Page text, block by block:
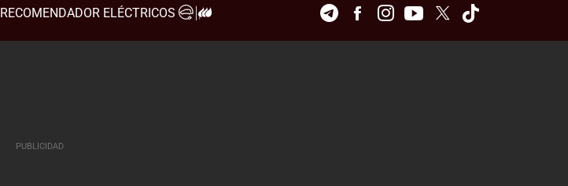
RECOMENDADOR ELÉCTRICOS
TelegramFacebookInstagramYoutubeTwitter